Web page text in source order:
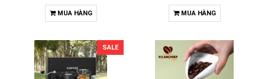
MUA HÀNG MUA HÀNG
SALE